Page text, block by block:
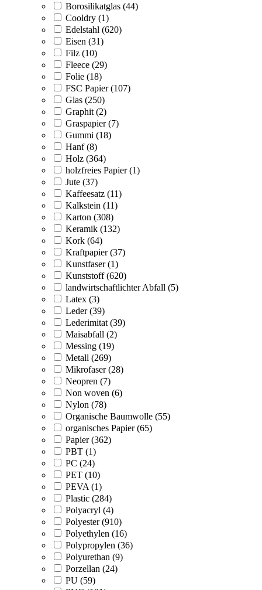
Borosilikatglas (44)
Cooldry (1)
Edelstahl (620)
Eisen (31)
Filz (10)
Fleece (29)
Folie (18)
FSC Papier (107)
Glas (250)
Graphit (2)
Graspapier (7)
Gummi (18)
Hanf (8)
Holz (364)
holzfreies Papier (1)
Jute (37)
Kaffeesatz (11)
Kalkstein (11)
Karton (308)
Keramik (132)
Kork (64)
Kraftpapier (37)
Kunstfaser (1)
Kunststoff (620)
landwirtschaftlichter Abfall (5)
Latex (3)
Leder (39)
Lederimitat (39)
Maisabfall (2)
Messing (19)
Metall (269)
Mikrofaser (28)
Neopren (7)
Non woven (6)
Nylon (78)
Organische Baumwolle (55)
organisches Papier (65)
Papier (362)
PBT (1)
PC (24)
PET (10)
PEVA (1)
Plastic (284)
Polyacryl (4)
Polyester (910)
Polyethylen (16)
Polypropylen (36)
Polyurethan (9)
Porzellan (24)
PU (59)